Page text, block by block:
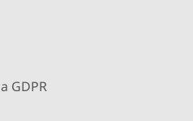
GDPR